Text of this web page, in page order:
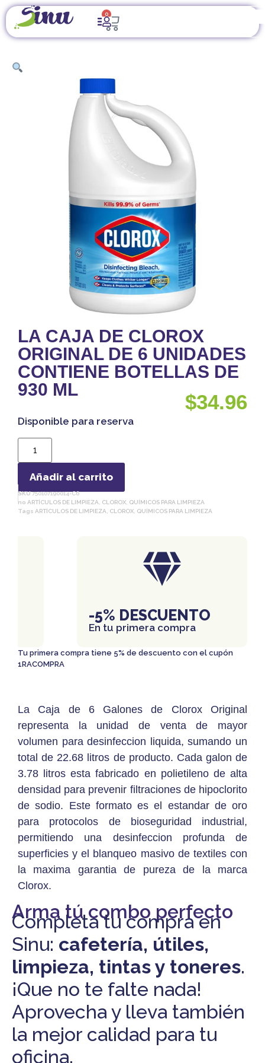
0
ARTÍCULOS DE LIMPIEZA/QUÍMICOS PARA LIMPIEZA
CAJA DE CLOROX ORIGINAL DE 6 UNIDADES CONTIENE BOTELLAS
LA CAJA DE CLOROX
ORIGINAL DE 6 UNIDADES
CONTIENE BOTELLAS DE
930 ML
La Caja de 6 Galones de Clorox Original
representa la unidad de venta de mayor
volumen para desinfeccion liquida, sumando un
total de 22.68 litros de producto. Cada galon de
3.78 litros esta fabricado en polietileno de alta
densidad para prevenir filtraciones de hipoclorito
de sodio. Este formato es el estandar de oro
para protocolos de bioseguridad industrial,
permitiendo una desinfeccion profunda de
superficies y el blanqueo masivo de textiles con
la maxima garantia de pureza de la marca
Clorox.
$34.96
Disponible para reserva
Añadir al carrito
SKU750107190014-C6
no ARTÍCULOS DE LIMPIEZA CLOROX QUÍMICOS PARA LIMPIEZA
Tags ARTÍCULOS DE LIMPIEZA CLOROX QUÍMICOS PARA LIMPIEZA
-5% DESCUENTO
En tu primera compra
Tu primera compra tiene 5% de descuento con el cupón
1RACOMPRA
Arma tú combo perfecto
Completa tu compra en
Sinu: cafetería, útiles,
limpieza, tintas y toneres.
¡Que no te falte nada!
Aprovecha y lleva también
la mejor calidad para tu
oficina.